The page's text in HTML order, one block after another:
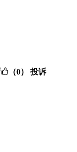
（0） 投诉